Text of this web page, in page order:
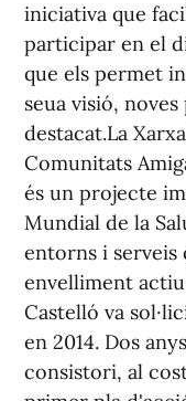
iniciativa que
participar en el
que els permet
seua visió,
destacat.La
Comunitats
és un projecte
Mundial de la
entorns i
envelliment
Castelló va
en 2014. Dos
consistori, al